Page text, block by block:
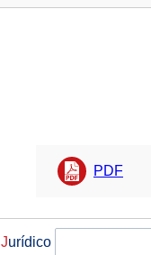
PDF
Jurídico